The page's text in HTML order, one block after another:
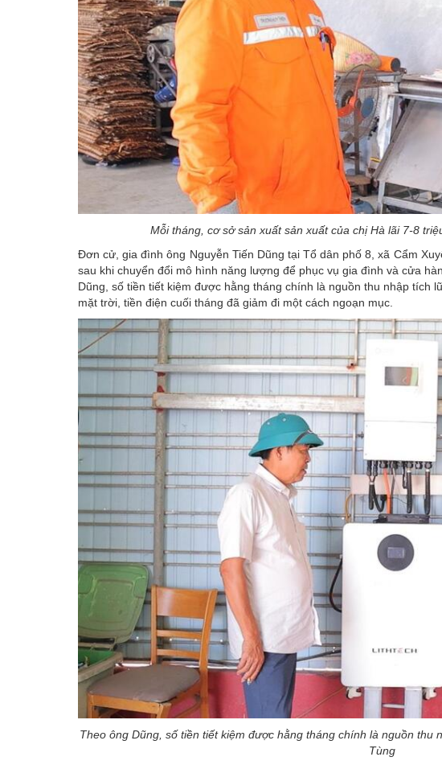
Mỗi tháng, cơ sở sản xuất sản xuất của chị Hà lãi 7-8
Đơn cử, gia đình ông Nguyễn Tiến Dũng tại Tổ dân phố 8, xã Cẩm
sau khi chuyển đổi mô hình năng lượng để phục vụ gia đình và cửa
Dũng, số tiền tiết kiệm được hằng tháng chính là nguồn thu nhập tích
mặt trời, tiền điện cuối tháng đã giảm đi một cách ngoạn mục.
Theo ông Dũng, số tiền tiết kiệm được hằng tháng chính là nguồn thu
Tùng